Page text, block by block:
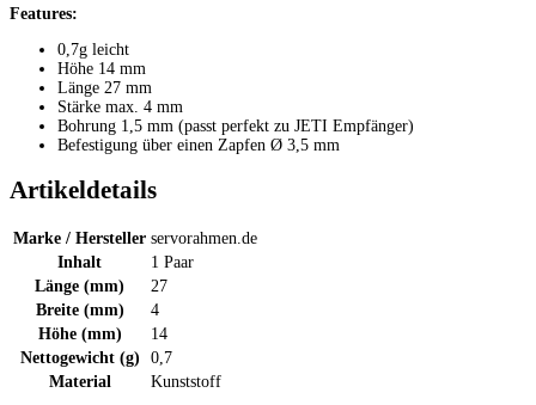
Features:
0,7g leicht
Höhe 14 mm
Länge 27 mm
Stärke max. 4 mm
Bohrung 1,5 mm (passt perfekt zu JETI Empfänger)
Befestigung über einen Zapfen Ø 3,5 mm
Artikeldetails
Marke / Hersteller servorahmen.de
Inhalt
1 Paar
Länge (mm)
27
Breite (mm)
4
Höhe (mm)
14
Nettogewicht (g)
0,7
Material
Kunststoff